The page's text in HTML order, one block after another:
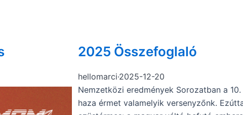
2025 Összefoglaló
hellomarci·2025-12-20
Nemzetközi eredmények Sorozatban a
haza érmet valamelyik versenyzőnk.